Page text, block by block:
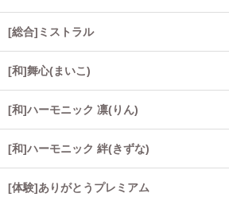
[総合]ミストラル
[和]舞心(まいこ)
[和]ハーモニック 凛(りん)
[和]ハーモニック 絆(きずな)
[体験]ありがとうプレミアム